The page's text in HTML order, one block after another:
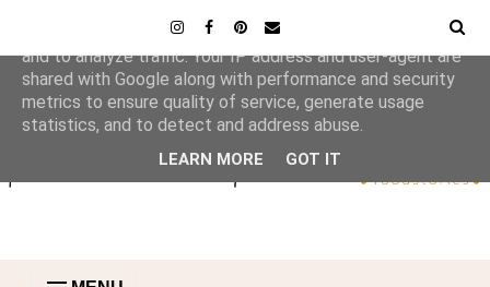
This site uses cookies from Google to deliver its services
and to analyze traffic. Your IP address and user-agent are
shared with Google along with performance and security
metrics to ensure quality of service, generate usage
statistics, and to detect and address abuse.
LEARN MORE GOT IT